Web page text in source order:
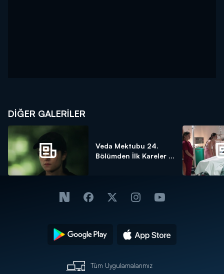
DİĞER GALERİLER
Veda Mektubu 24.
Bölümden İlk Kareler ...
Tüm Uygulamalarımız